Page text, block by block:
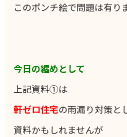
このポンチ絵で問題は有り
今日の纏めとして
上記資料①は
軒ゼロ住宅の雨漏り対策と
資料かもしれませんが